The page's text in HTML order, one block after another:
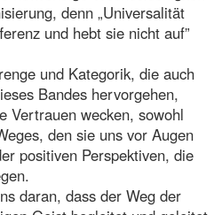
denn „Universalität
und hebt sie nicht auf”
und Kategorik, die auch
Bandes hervorgehen,
Vertrauen wecken, sowohl
den sie uns vor Augen
positiven Perspektiven, die
daran, dass der Weg der